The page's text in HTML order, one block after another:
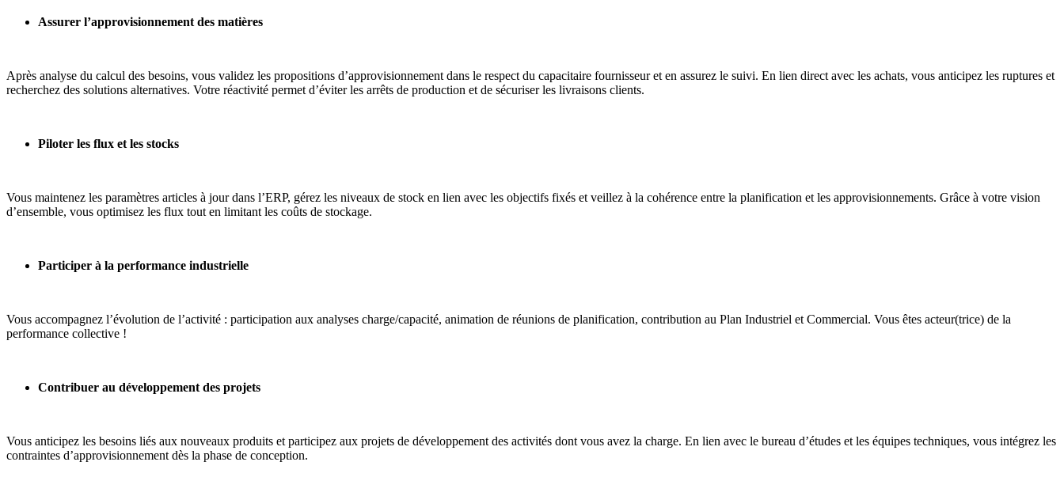
Assurer l’approvisionnement des matières
Après analyse du calcul des besoins, vous validez les propositions d’approvisionnement dans le respect du capacitaire fournisseur et en assurez le suivi. En lien direct avec les achats, vous anticipez les ruptures et
recherchez des solutions alternatives. Votre réactivité permet d’éviter les arrêts de production et de sécuriser les livraisons clients.
Piloter les flux et les stocks
Vous maintenez les paramètres articles à jour dans l’ERP, gérez les niveaux de stock en lien avec les objectifs fixés et veillez à la cohérence entre la planification et les approvisionnements. Grâce à votre vision
d’ensemble, vous optimisez les flux tout en limitant les coûts de stockage.
Participer à la performance industrielle
Vous accompagnez l’évolution de l’activité : participation aux analyses charge/capacité, animation de réunions de planification, contribution au Plan Industriel et Commercial. Vous êtes acteur(trice) de la
performance collective !
Contribuer au développement des projets
Vous anticipez les besoins liés aux nouveaux produits et participez aux projets de développement des activités dont vous avez la charge. En lien avec le bureau d’études et les équipes techniques, vous intégrez les
contraintes d’approvisionnement dès la phase de conception.